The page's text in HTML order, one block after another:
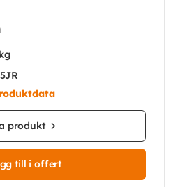
produkt
till i offert